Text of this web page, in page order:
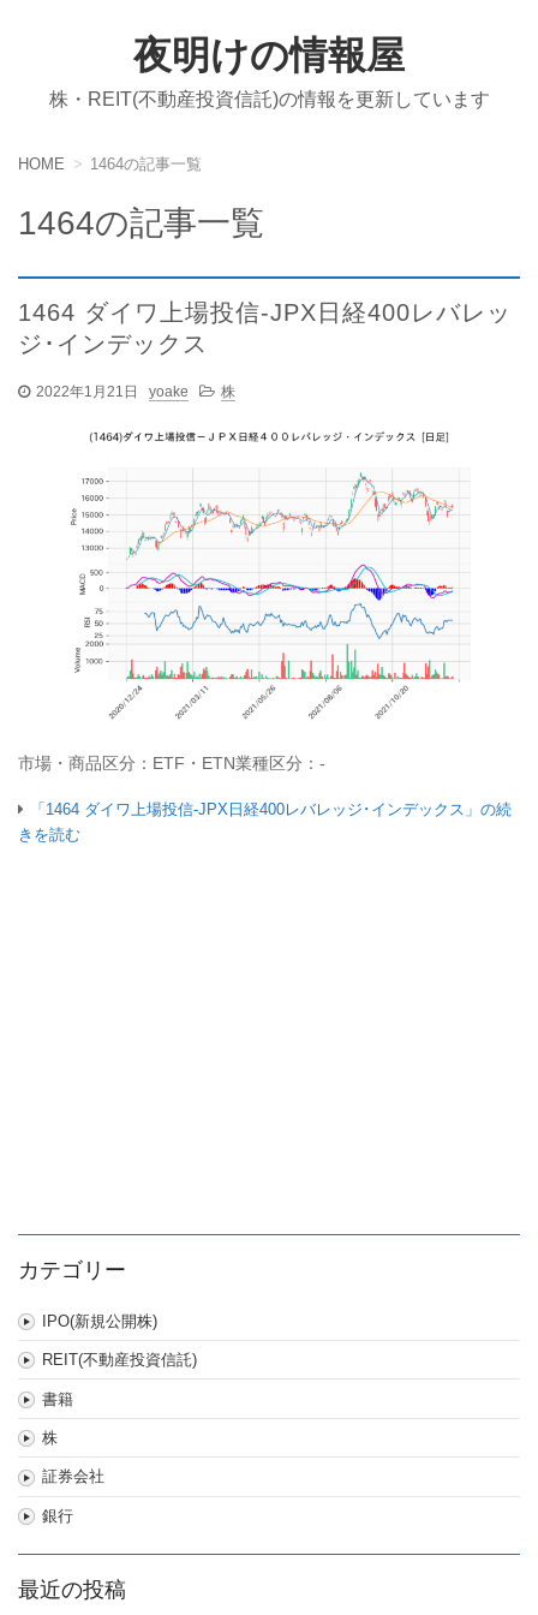
夜明けの情報屋
株・REIT(不動産投資信託)の情報を更新しています
HOME 1464の記事一覧
1464の記事一覧
1464 ダイワ上場投信-JPX日経400レバレッ
ジ･インデックス
2022年1月21日 yoake 株
市場・商品区分：ETF・ETN業種区分：-
「1464 ダイワ上場投信-JPX日経400レバレッジ･インデックス」の続
きを読む
カテゴリー
IPO(新規公開株)
REIT(不動産投資信託)
書籍
株
証券会社
銀行
最近の投稿